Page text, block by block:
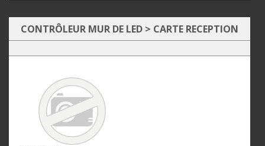
URM III
CONTRÔLEUR MUR DE LED > CARTE RECEPTION